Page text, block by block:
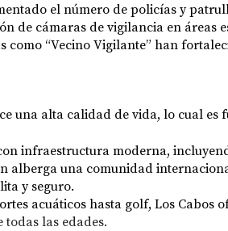
el número de policías y
de cámaras de vigilancia en áreas
como “Vecino Vigilante” han
una alta calidad de vida, lo cual
infraestructura moderna,
alberga una comunidad
y seguro.
acuáticos hasta golf, Los
las edades.